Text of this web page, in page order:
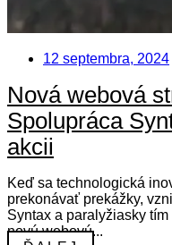
12 septembra, 2024
Nová webová
Spolupráca
akcii
Keď sa technologická
prekonávať prekážky,
Syntax a paralyžiasky
novú webovú...